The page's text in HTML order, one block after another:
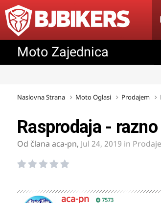
Moto Zajednica
Naslovna Strana Moto Oglasi Prodajem
Rasprodaja - razno
Od člana aca-pn, Jul 24, 2019 in
aca-pn 7573